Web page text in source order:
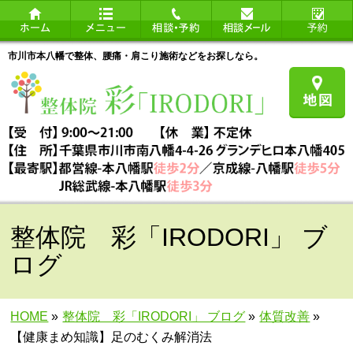
市川市本八幡で整体、腰痛・肩こり施術などをお探しなら。
整体院 彩「IRODORI」 ブ
ログ
HOME » 整体院 彩「IRODORI」 ブログ » 体質改善 »
【健康まめ知識】足のむくみ解消法